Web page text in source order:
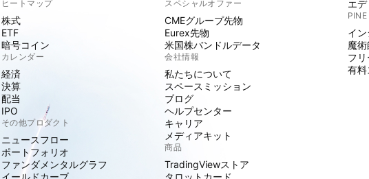
ヒートマップ
株式
ETF
暗号コイン
カレンダー
経済
決算
配当
IPO
その他プロダクト
ニュースフロー
ポートフォリオ
ファンダメンタルグラフ
イールドカーブ
スペシャルオファー
CMEグループ先物
Eurex先物
米国株バンドルデータ
会社情報
私たちについて
スペースミッション
ブログ
ヘルプセンター
キャリア
メディアキット
商品
TradingViewストア
タロットカード
エ
イ
魔術
フ
有料